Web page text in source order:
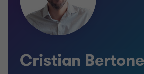
Cristian Bertone